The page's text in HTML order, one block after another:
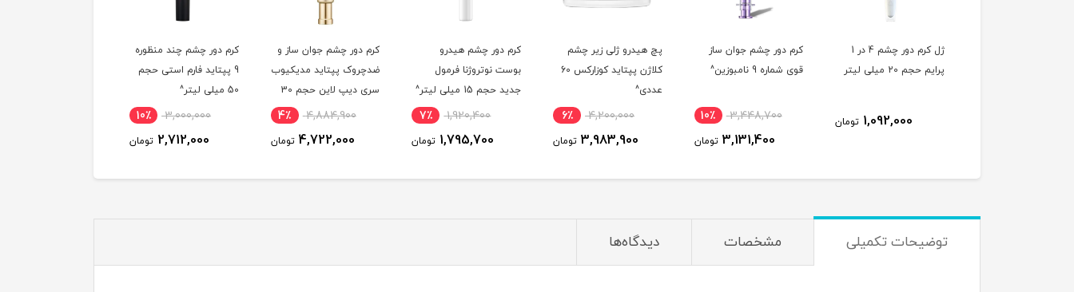
کرم دور چشم جوان ساز
قوی شماره 9 نامبوزین^
3,448,700 10٪
پچ هیدرو ژلی زیر چشم
کلاژن پپتاید کوزارکس 60
4,200,000 6٪
3,983,900 تومان
کرم دور چشم هیدرو
بوست نوتروژنا فرمول
جدید حجم 15 میلی لیتر^
1,920,400 7٪
1,795,700 تومان
کرم دور چشم جوان ساز و
ضدچروک پپتاید مدیکیوب
سری دیپ لاین حجم 30
میلی لیتر^4,884,900 4٪
4,722,000 تومان
کرم دور چشم چند منظوره
9 پپتاید فارم استی حجم
50 میلی لیتر^
3,000,000 10٪
2,712,000 تومان
سرم دور چشم جوان ساز
دکتر التیا حجم 25 میلی
لیتر^
3,735,300 4٪
3,609,200 تومان
توضیحات تکمیلی مشخصات دیدگاه‌ها